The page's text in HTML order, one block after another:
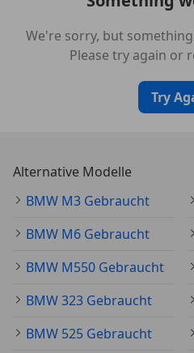
Fahrassistenz-System:
Exit)
Fahrassistenz-System:
Fahrassistenz-System:
Fahrassistenz-System:
Fahrassistenz-System:
Fahrassistenz-System:
Fahrassistenz-System:
Fahrassistenz-System:
Notbremsfunktion (Active
Fahrassistenz-System:
We're sorry, but
Please try again or
Try
Alternative Modelle
BMW M3 Gebraucht
BMW M6 Gebraucht
BMW M550 Gebraucht
BMW 323 Gebraucht
BMW 525 Gebraucht